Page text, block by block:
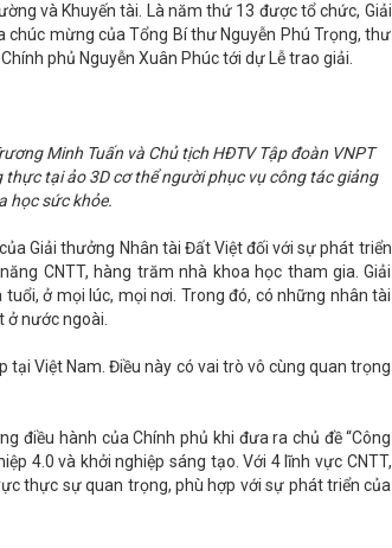
và Khuyến tài. Là năm thứ 13 được tổ chức, Giải
mừng của Tổng Bí thư Nguyễn Phú Trọng, thư
phủ Nguyễn Xuân Phúc tới dự Lễ trao giải.
Minh Tuấn và Chủ tịch HĐTV Tập đoàn VNPT
tại ảo 3D cơ thể người phục vụ công tác giảng
học sức khỏe.
Giải thưởng Nhân tài Đất Việt đối với sự phát triển
CNTT, hàng trăm nhà khoa học tham gia. Giải
ở mọi lúc, mọi nơi. Trong đó, có những nhân tài
nước ngoài.
Việt Nam. Điều này có vai trò vô cùng quan trọng
điều hành của Chính phủ khi đưa ra chủ đề “Công
4.0 và khởi nghiệp sáng tạo. Với 4 lĩnh vực CNTT,
thực sự quan trọng, phù hợp với sự phát triển của